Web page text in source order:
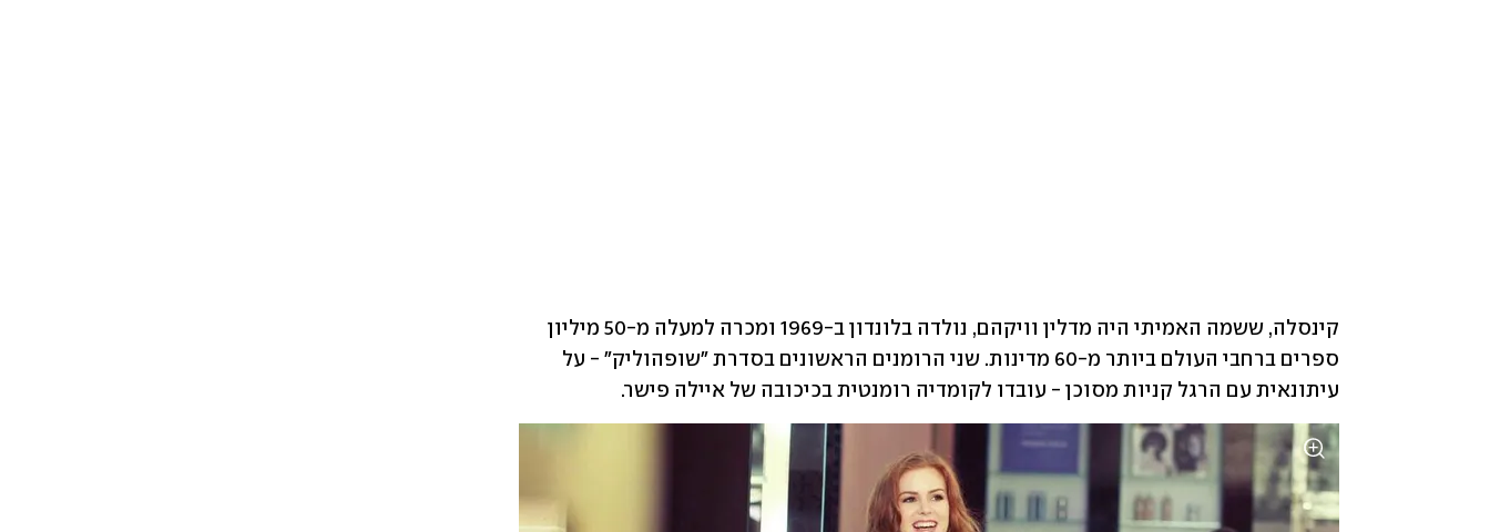
עיתונאית עם הרגל קניות מסוכן - עובדו לקומדיה רומנטית בכיכובה של איילה פישר.